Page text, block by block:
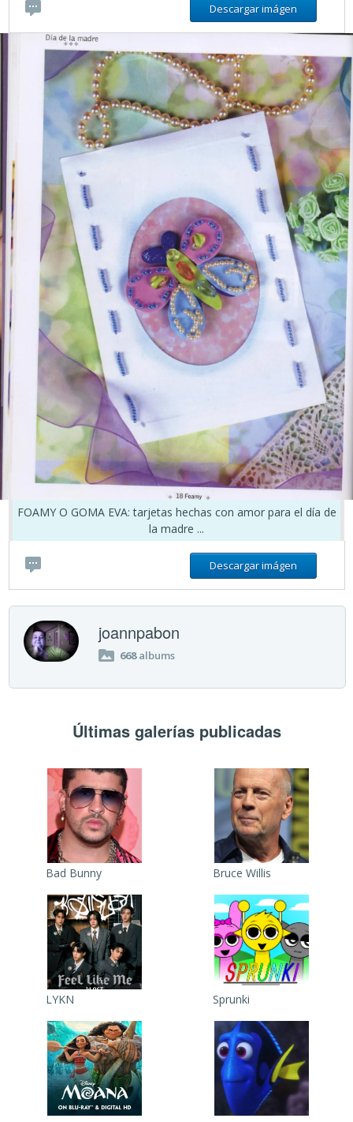
Descargar imágen
FOAMY O GOMA EVA: tarjetas hechas con amor para el día de
la madre ...
Descargar imágen
joannpabon
668albums
Últimas galerías publicadas
Bad Bunny Bruce Willis
LYKN Sprunki